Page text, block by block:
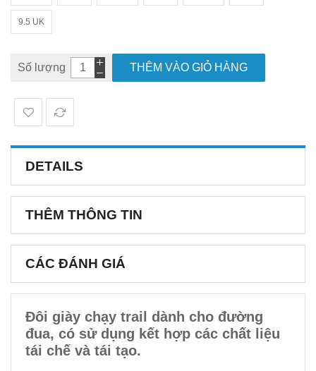
9.5 UK
Số lượng THÊM VÀO GIỎ HÀNG
DETAILS
THÊM THÔNG TIN
CÁC ĐÁNH GIÁ
Đôi giày chạy trail dành cho đường
đua, có sử dụng kết hợp các chất liệu
tái chế và tái tạo.